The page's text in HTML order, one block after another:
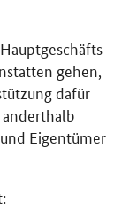
gehen,
dafür
Eigentümer